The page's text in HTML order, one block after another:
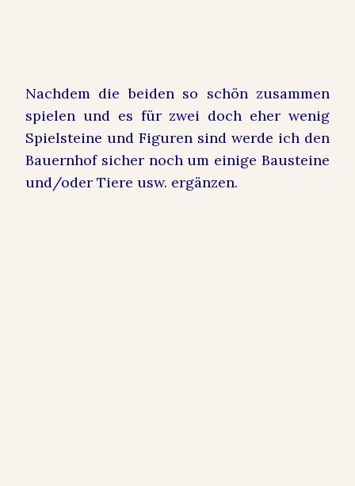
Nachdem die beiden so schön zusammen
spielen und es für zwei doch eher wenig
Spielsteine und Figuren sind werde ich den
Bauernhof sicher noch um einige Bausteine
und/oder Tiere usw. ergänzen.